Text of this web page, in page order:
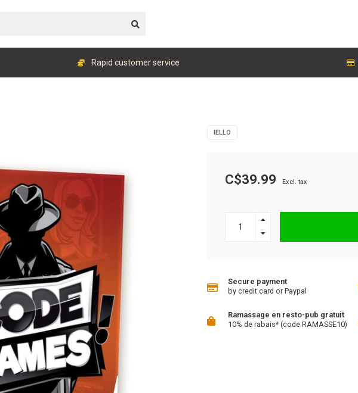
Rapid customer service
IELLO
C$39.99 Excl. tax
Secure payment
by credit card or Paypal
Ramassage en resto-pub gratuit
10% de rabais* (code RAMASSE10)